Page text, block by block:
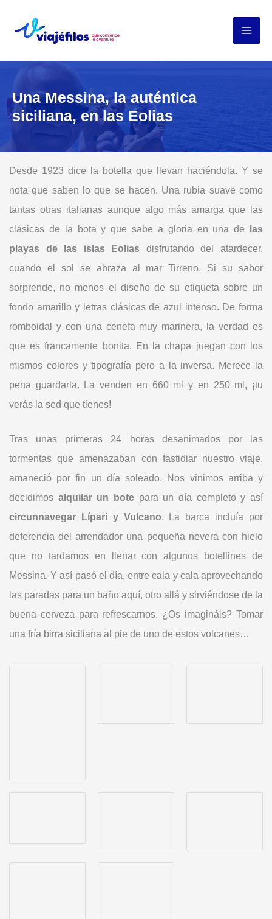
Una Messina, la auténtica
siciliana, en las Eolias
Desde 1923 dice la botella que llevan haciéndola. Y se
nota que saben lo que se hacen. Una rubia suave como
tantas otras italianas aunque algo más amarga que las
clásicas de la bota y que sabe a gloria en una de
las
playas de las islas Eolias disfrutando del atardecer,
cuando el sol se abraza al mar Tirreno. Si su sabor
sorprende, no menos el diseño de su etiqueta sobre un
fondo amarillo y letras clásicas de azul intenso. De forma
romboidal y con una cenefa muy marinera, la verdad es
que es francamente bonita. En la chapa juegan con los
mismos colores y tipografía pero a la inversa. Merece la
pena guardarla. La venden en 660 ml y en 250 ml, ¡tu
verás la sed que tienes!
Tras unas primeras 24 horas desanimados por las
tormentas que amenazaban con fastidiar nuestro viaje,
amaneció por fin un día soleado. Nos vinimos arriba y
decidimos alquilar un bote para un día completo y así
circunnavegar Lípari y Vulcano. La barca incluía por
deferencia del arrendador una pequeña nevera con hielo
que no tardamos en llenar con algunos botellines de
Messina. Y así pasó el día, entre cala y cala aprovechando
las paradas para un baño aquí, otro allá y sirviéndose de la
buena cerveza para refrescarnos. ¿Os imagináis? Tomar
una fría birra siciliana al pie de uno de estos volcanes…